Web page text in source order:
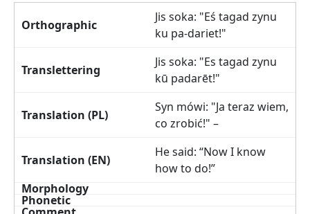
Jis soka: "Eś tagad zynu
ku pa-dariet!"
Jis soka: "Es tagad zynu
kū padarēt!"
Syn mówi: "Ja teraz wiem,
co zrobić!" –
He said: “Now I know
how to do!”